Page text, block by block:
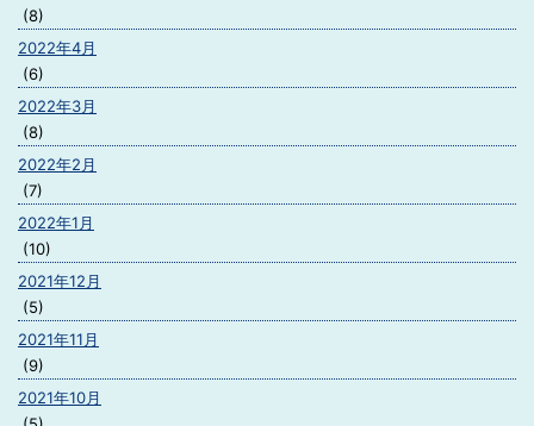
(8)
2022年4月
(6)
2022年3月
(8)
2022年2月
(7)
2022年1月
(10)
2021年12月
(5)
2021年11月
(9)
2021年10月